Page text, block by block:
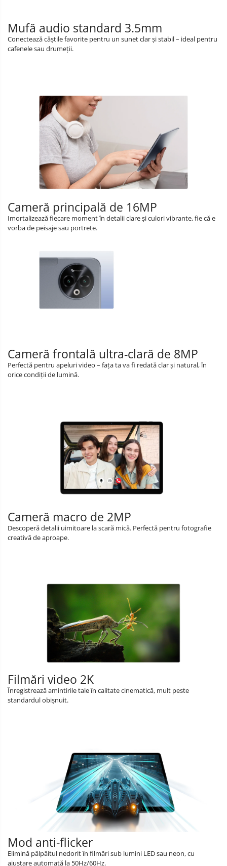
Mufă audio standard 3.5mm
Conectează căștile favorite pentru un sunet clar și stabil – ideal pentru
cafenele sau drumeții.
Cameră principală de 16MP
Imortalizează fiecare moment în detalii clare și culori vibrante, fie că e
vorba de peisaje sau portrete.
Cameră frontală ultra-clară de 8MP
Perfectă pentru apeluri video – fața ta va fi redată clar și natural, în
orice condiții de lumină.
Cameră macro de 2MP
Descoperă detalii uimitoare la scară mică. Perfectă pentru fotografie
creativă de aproape.
Filmări video 2K
Înregistrează amintirile tale în calitate cinematică, mult peste
standardul obișnuit.
Mod anti-flicker
Elimină pâlpâitul nedorit în filmări sub lumini LED sau neon, cu
ajustare automată la 50Hz/60Hz.